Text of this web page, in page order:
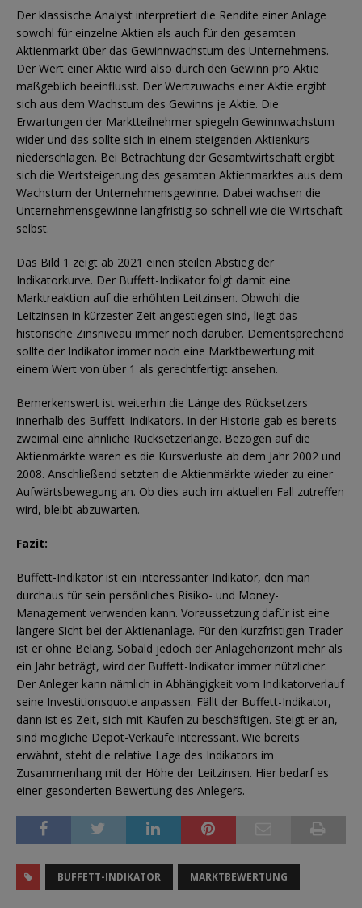
Der klassische Analyst interpretiert die Rendite einer Anlage
sowohl für einzelne Aktien als auch für den gesamten
Aktienmarkt über das Gewinnwachstum des Unternehmens.
Der Wert einer Aktie wird also durch den Gewinn pro Aktie
maßgeblich beeinflusst. Der Wertzuwachs einer Aktie ergibt
sich aus dem Wachstum des Gewinns je Aktie. Die
Erwartungen der Marktteilnehmer spiegeln Gewinnwachstum
wider und das sollte sich in einem steigenden Aktienkurs
niederschlagen. Bei Betrachtung der Gesamtwirtschaft ergibt
sich die Wertsteigerung des gesamten Aktienmarktes aus dem
Wachstum der Unternehmensgewinne. Dabei wachsen die
Unternehmensgewinne langfristig so schnell wie die Wirtschaft
selbst.
Das Bild 1 zeigt ab 2021 einen steilen Abstieg der
Indikatorkurve. Der Buffett-Indikator folgt damit eine
Marktreaktion auf die erhöhten Leitzinsen. Obwohl die
Leitzinsen in kürzester Zeit angestiegen sind, liegt das
historische Zinsniveau immer noch darüber. Dementsprechend
sollte der Indikator immer noch eine Marktbewertung mit
einem Wert von über 1 als gerechtfertigt ansehen.
Bemerkenswert ist weiterhin die Länge des Rücksetzers
innerhalb des Buffett-Indikators. In der Historie gab es bereits
zweimal eine ähnliche Rücksetzerlänge. Bezogen auf die
Aktienmärkte waren es die Kursverluste ab dem Jahr 2002 und
2008. Anschließend setzten die Aktienmärkte wieder zu einer
Aufwärtsbewegung an. Ob dies auch im aktuellen Fall zutreffen
wird, bleibt abzuwarten.
Fazit:
Buffett-Indikator ist ein interessanter Indikator, den man
durchaus für sein persönliches Risiko- und Money-
Management verwenden kann. Voraussetzung dafür ist eine
längere Sicht bei der Aktienanlage. Für den kurzfristigen Trader
ist er ohne Belang. Sobald jedoch der Anlagehorizont mehr als
ein Jahr beträgt, wird der Buffett-Indikator immer nützlicher.
Der Anleger kann nämlich in Abhängigkeit vom Indikatorverlauf
seine Investitionsquote anpassen. Fällt der Buffett-Indikator,
dann ist es Zeit, sich mit Käufen zu beschäftigen. Steigt er an,
sind mögliche Depot-Verkäufe interessant. Wie bereits
erwähnt, steht die relative Lage des Indikators im
Zusammenhang mit der Höhe der Leitzinsen. Hier bedarf es
einer gesonderten Bewertung des Anlegers.
BUFFETT-INDIKATOR MARKTBEWERTUNG